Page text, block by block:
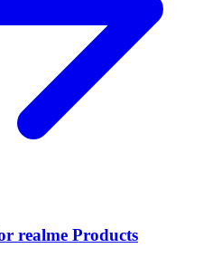
realme Products